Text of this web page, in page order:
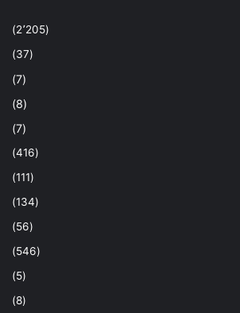
(2٬205)
(37)
(7)
(8)
(7)
(416)
(111)
(134)
(56)
(546)
(5)
(8)